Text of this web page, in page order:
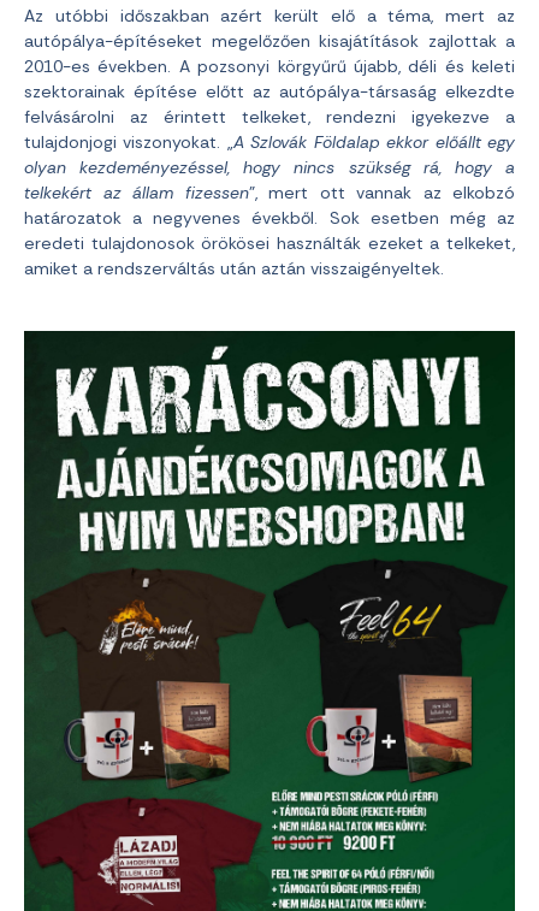
Az utóbbi időszakban azért került elő a téma, mert az
autópálya-építéseket megelőzően kisajátítások zajlottak a
2010-es években. A pozsonyi körgyűrű újabb, déli és keleti
szektorainak építése előtt az autópálya-társaság elkezdte
felvásárolni az érintett telkeket, rendezni igyekezve a
tulajdonjogi viszonyokat. „ A Szlovák Földalap ekkor előállt egy
olyan kezdeményezéssel, hogy nincs szükség rá, hogy a
telkekért az állam fizessen”, mert ott vannak az elkobzó
határozatok a negyvenes évekből. Sok esetben még az
eredeti tulajdonosok örökösei használták ezeket a telkeket,
amiket a rendszerváltás után aztán visszaigényeltek.